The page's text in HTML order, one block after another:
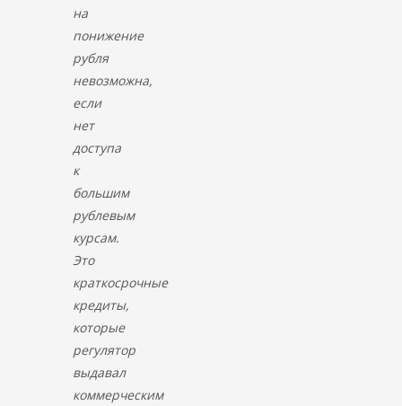
на
понижение
рубля
невозможна,
если
нет
доступа
к
большим
рублевым
курсам.
Это
краткосрочные
кредиты,
которые
регулятор
выдавал
коммерческим